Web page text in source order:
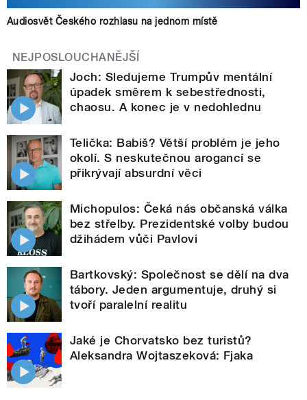
Audiosvět Českého rozhlasu na jednom místě
NEJPOSLOUCHANĚJŠÍ
Joch: Sledujeme Trumpův mentální
úpadek směrem k sebestřednosti,
chaosu. A konec je v nedohlednu
Telička: Babiš? Větší problém je jeho
okolí. S neskutečnou arogancí se
přikrývají absurdní věci
Michopulos: Čeká nás občanská válka
bez střelby. Prezidentské volby budou
džihádem vůči Pavlovi
Bartkovský: Společnost se dělí na dva
tábory. Jeden argumentuje, druhý si
tvoří paralelní realitu
Jaké je Chorvatsko bez turistů?
Aleksandra Wojtaszeková: Fjaka